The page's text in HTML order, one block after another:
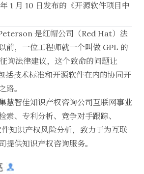
1 月 10 日发布的《开源软件项目中
是红帽公司（Red Hat）法
前，一位工程师就一个叫做 GPL 的
询法律建议，这个致命的问题让
括技术标准和开源软件在内的协同开
路。
慧智佳知识产权咨询公司互联网事业
索、专利分析、竞争对手跟踪、
知识产权风险分析，致力于为互联
提供知识产权咨询服务。